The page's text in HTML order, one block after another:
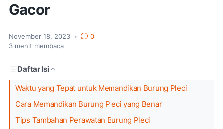
Gacor
November 18, 2023 •
0
3 menit membaca
Daftar Isi
Waktu yang Tepat untuk Memandikan Burung Pleci
Cara Memandikan Burung Pleci yang Benar
Tips Tambahan Perawatan Burung Pleci